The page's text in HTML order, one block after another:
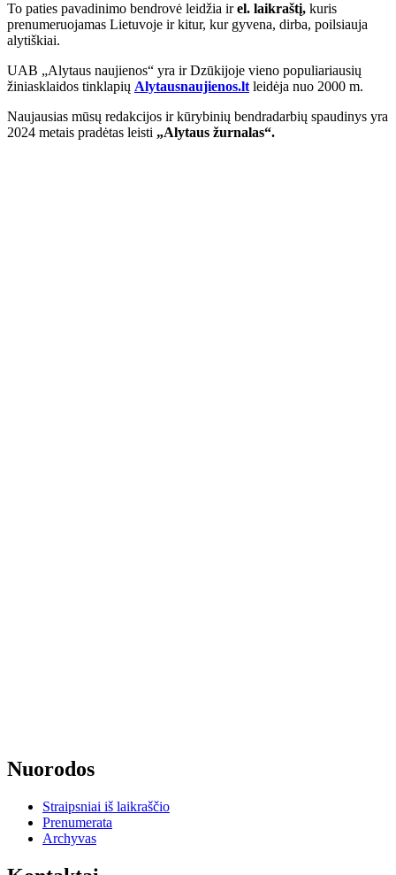
To paties pavadinimo bendrovė leidžia irel. laikraštį, kuris
prenumeruojamas Lietuvoje ir kitur, kur gyvena, dirba, poilsiauja
alytiškiai.
UAB „Alytaus naujienos“ yra ir Dzūkijoje vieno populiariausių
žiniasklaidos tinklapių Alytausnaujienos.ltleidėja nuo 2000 m.
Naujausias mūsų redakcijos ir kūrybinių bendradarbių spaudinys yra
2024 metais pradėtas leisti „Alytaus žurnalas“.
Nuorodos
Straipsniai iš laikraščio
Prenumerata
Archyvas